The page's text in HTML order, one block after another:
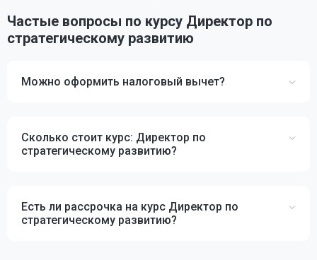
Частые вопросы по курсу Директор по
стратегическому развитию
Можно оформить налоговый вычет?
Сколько стоит курс: Директор по
стратегическому развитию?
Есть ли рассрочка на курс Директор по
стратегическому развитию?